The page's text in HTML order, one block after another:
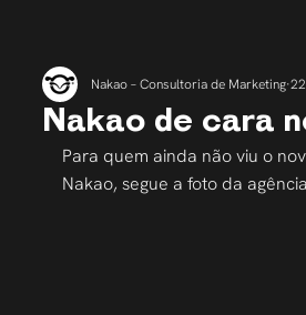
Nakao de cara
Nakao – Consultoria de Marketing
Para quem ainda não viu o
Nakao, segue a foto da